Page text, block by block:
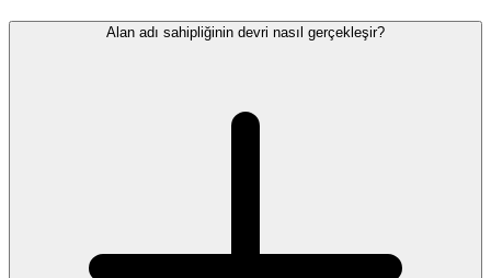
Alan adı sahipliğinin devri nasıl gerçekleşir?